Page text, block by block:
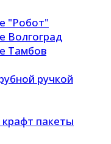
"Робот"
Волгоград
Тамбов
ручкой
пакеты